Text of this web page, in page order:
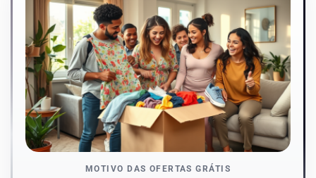
MOTIVO DAS OFERTAS GRÁTIS